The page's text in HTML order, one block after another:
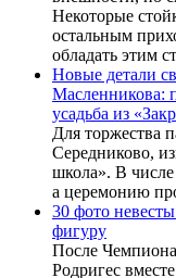
Некоторые
остальным
обладать этим
Новые детали
Масленникова:
усадьба из
Для торжества
Середниково,
школа». В числе
а церемонию
30 фото
фигуру
После
Родригес